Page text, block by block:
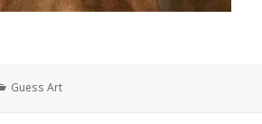
Categories
Guess Art